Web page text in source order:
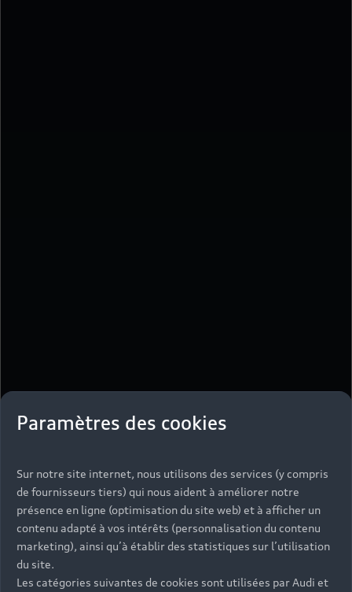
Paramètres des cookies
Sur notre site internet, nous utilisons des services (y compris
de fournisseurs tiers) qui nous aident à améliorer notre
présence en ligne (optimisation du site web) et à afficher un
contenu adapté à vos intérêts (personnalisation du contenu
marketing), ainsi qu’à établir des statistiques sur l’utilisation
du site.
Les catégories suivantes de cookies sont utilisées par Audi et